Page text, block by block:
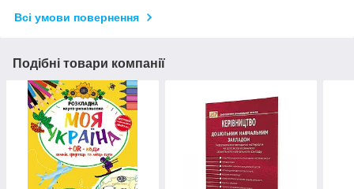
Всі умови повернення
Подібні товари компанії